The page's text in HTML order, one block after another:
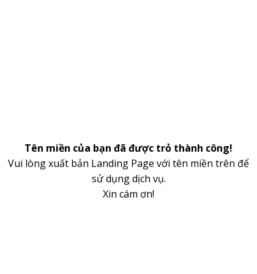
Tên miền của bạn đã được trỏ thành công!
Vui lòng xuất bản Landing Page với tên miền trên để
sử dụng dịch vụ.
Xin cám ơn!